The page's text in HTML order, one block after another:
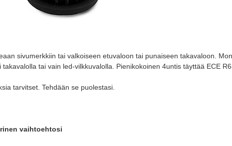
sivumerkkiin tai valkoiseen etuvaloon tai punaiseen takavaloon.
tai vain led-vilkkuvalolla. Pienikokoinen 4untis täyttää ECE
tarvitset. Tehdään se puolestasi.
vaihtoehtosi